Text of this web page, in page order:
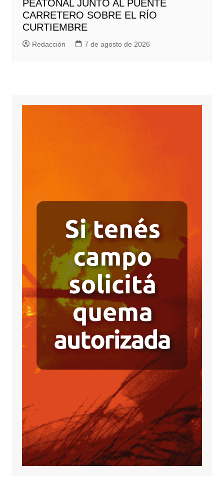
PEATONAL JUNTO AL PUENTE
CARRETERO SOBRE EL RÍO
CURTIEMBRE
Redacción 7 de agosto de 2026